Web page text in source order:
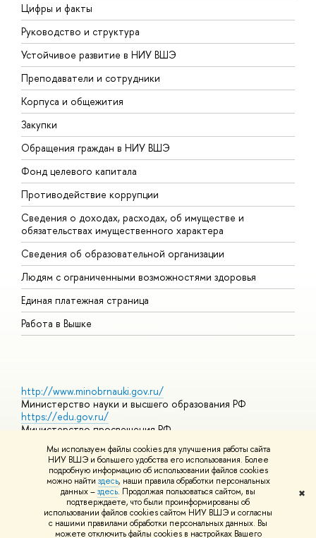
Мы используем файлы cookies для улучшения работы сайта
НИУ ВШЭ и большего удобства его использования. Более
подробную информацию об использовании файлов cookies
можно найти здесь, наши правила обработки персональных
данных –здесь. Продолжая пользоваться сайтом, вы
подтверждаете, что были проинформированы об
использовании файлов cookies сайтом НИУ ВШЭ и согласны
с нашими правилами обработки персональных данных. Вы
можете отключить файлы cookies в настройках Вашего
✖
Цифры и факты
Руководство и структура
Устойчивое развитие в НИУ ВШЭ
Преподаватели и сотрудники
Корпуса и общежития
Закупки
Обращения граждан в НИУ ВШЭ
Фонд целевого капитала
Противодействие коррупции
Сведения о доходах, расходах, об имуществе и
обязательствах имущественного характера
Сведения об образовательной организации
Людям с ограниченными возможностями здоровья
Единая платежная страница
Работа в Вышке
http://www.minobrnauki.gov.ru/
Министерство науки и высшего образования РФ
https://edu.gov.ru/
Министерство просвещения РФ
Массовые открытые онлайн-курсы
© НИУ ВШЭ 1993–2026 Адреса и контактыУсловия
использования материалов Политика конфиденциальности
Шрифты HSE Sans и HSE Slab разработаны вШколе дизайна НИУ